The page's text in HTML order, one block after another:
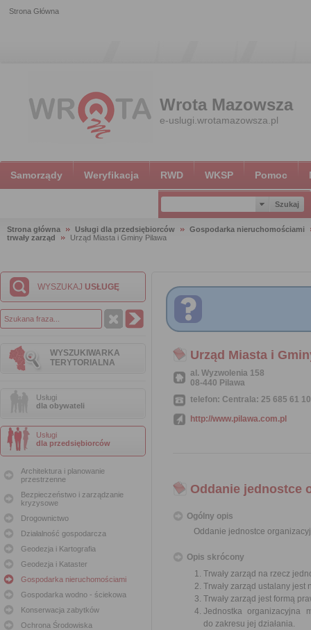
Strona Główna
Wrota Mazowsza
e-uslugi.wrotamazowsza.pl
Samorządy Weryfikacja RWD WKSP Pomoc
Strona główna Usługi dla przedsiębiorców
Gospodarka nieruchomościami
trwały zarząd
Urząd Miasta i Gminy Pilawa
WYSZUKAJ USŁUGĘ
WYSZUKIWARKA
TERYTORIALNA
Usługi
dla obywateli
Usługi
dla przedsiębiorców
Architektura i planowanie
przestrzenne
Bezpieczeństwo i zarządzanie
kryzysowe
Drogownictwo
Działalność gospodarcza
Geodezja i Kartografia
Geodezja i Kataster
Gospodarka nieruchomościami
Gospodarka wodno - ściekowa
Konserwacja zabytków
Ochrona Środowiska
Urząd Miasta i
al. Wyzwolenia 158
08-440 Pilawa
telefon: Centrala: 25 685 61 10
http://www.pilawa.com.pl
Oddanie jednostce
Ogólny opis
Oddanie jednostce
Opis skrócony
Trwały zarząd na rzecz
Trwały zarząd ustalany jest
Trwały zarząd jest formą
Jednostka organizacyjna
do zakresu jej działania.